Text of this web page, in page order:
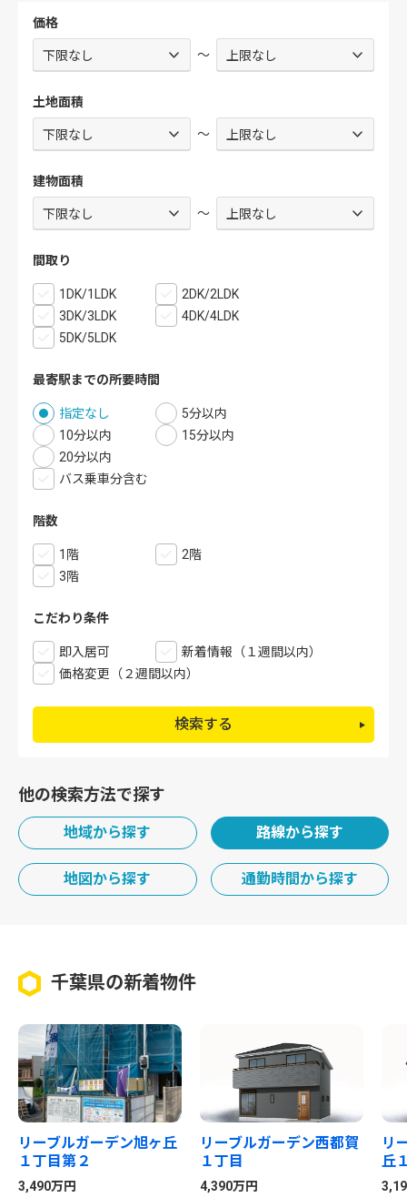
価格
～
土地面積
～
建物面積
～
間取り
1DK/1LDK
2DK/2LDK
3DK/3LDK
4DK/4LDK
5DK/5LDK
最寄駅までの所要時間
指定なし
5分以内
10分以内
15分以内
20分以内
バス乗車分含む
階数
1階
2階
3階
こだわり条件
即入居可
新着情報（１週間以内）
価格変更（２週間以内）
検索する
他の検索方法で探す
地域から探す 路線から探す
地図から探す 通勤時間から探す
千葉県の新着物件
リーブルガーデン旭ヶ丘
１丁目第２
3,490万円
リーブルガーデン西都賀
１丁目
4,390万円
リ
丘